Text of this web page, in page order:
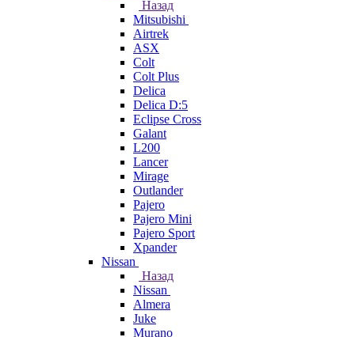
Назад
Mitsubishi
Airtrek
ASX
Colt
Colt Plus
Delica
Delica D:5
Eclipse Cross
Galant
L200
Lancer
Mirage
Outlander
Pajero
Pajero Mini
Pajero Sport
Xpander
Nissan
Назад
Nissan
Almera
Juke
Murano